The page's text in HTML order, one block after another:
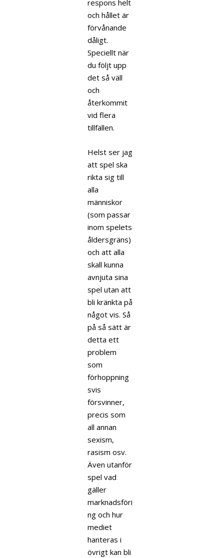
respons helt
och hållet är
förvånande
dåligt.
Speciellt när
du följt upp
det så väll
och
återkommit
vid flera
tillfällen.
Helst ser jag
att spel ska
rikta sig till
alla
människor
(som passar
inom spelets
åldersgräns)
och att alla
skall kunna
avnjuta sina
spel utan att
bli kränkta på
något vis. Så
på så sätt är
detta ett
problem
som
förhoppning
svis
försvinner,
precis som
all annan
sexism,
rasism osv.
Även utanför
spel vad
gäller
marknadsföri
ng och hur
mediet
hanteras i
övrigt kan bli